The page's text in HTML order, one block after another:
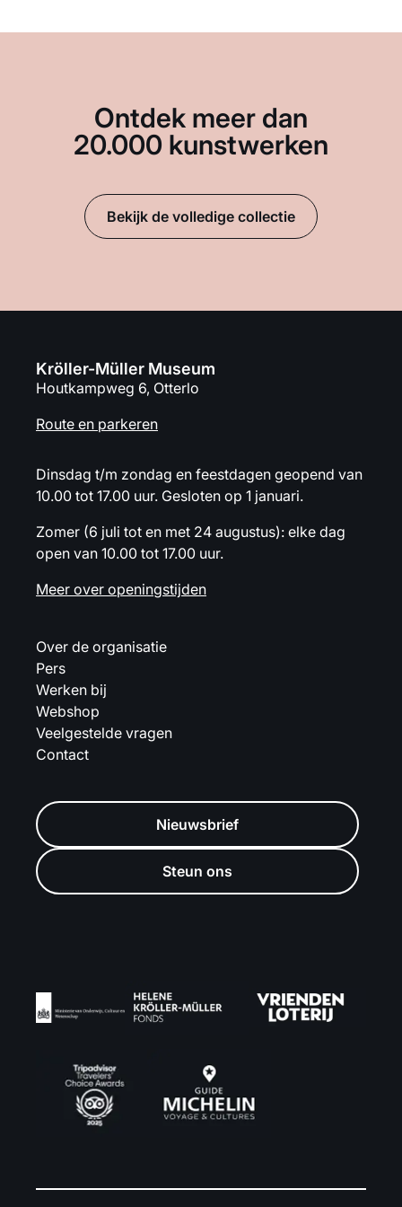
Ontdek meer dan
20.000 kunstwerken
Bekijk de volledige collectie
Kröller-Müller Museum
Houtkampweg 6, Otterlo
Route en parkeren
Dinsdag t/m zondag en feestdagen geopend van
10.00 tot 17.00 uur. Gesloten op 1 januari.
Zomer (6 juli tot en met 24 augustus): elke dag
open van 10.00 tot 17.00 uur.
Meer over openingstijden
Over de organisatie
Pers
Werken bij
Webshop
Veelgestelde vragen
Contact
Nieuwsbrief
Steun ons